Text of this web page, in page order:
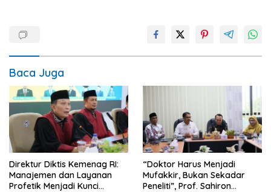
Baca Juga
Direktur Diktis Kemenag RI:
Manajemen dan Layanan
Profetik Menjadi Kunci
“Doktor Harus Menjadi
Mufakkir, Bukan Sekadar
Peneliti”, Prof. Sahiron